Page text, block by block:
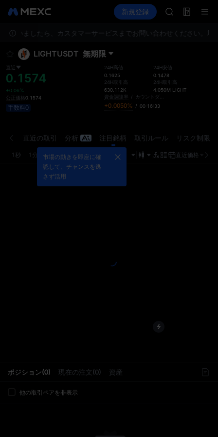
TradFi 情報 イベント
新規登録
HFT
UNITREE
ACE
SPCX
いましたら、カスタマーサービスまでお問い合わせください。 地
LIGHTUSDT 無期限
直近
0.1574
+0.06%
公正価格0.1574
手数料0
24H高値
0.1625
24H取引高
630.112K
24H安値
0.1478
24H取引高
4.050M LIGHT
資金調達率
/
+0.0050% / 00:16:33
ポジション(0) 現在の注文(0) 資産
他の取引ペアを非表示
直近の取引 分析 注目銘柄 取引ルール リスク制限
1秒 1分 5分 15分 1時 4時 1日 直近価格
市場の動きを即座に確
認して、チャンスを逃
さず活用